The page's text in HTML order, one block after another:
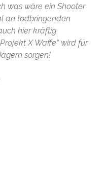
was wäre ein Shooter
an todbringenden
hier kräftig
X Waffe“ wird für
sorgen!